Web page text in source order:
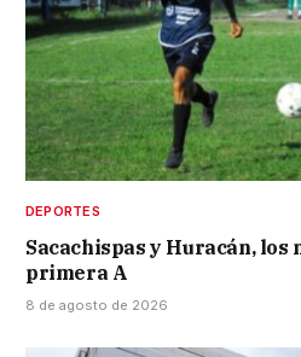
DEPORTES
Sacachispas y Huracán, los
primera A
8 de agosto de 2026